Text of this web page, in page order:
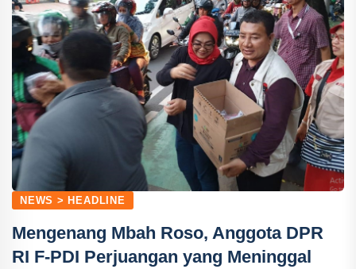
NEWS > HEADLINE
Mengenang Mbah Roso, Anggota DPR
RI F-PDI Perjuangan yang Meninggal